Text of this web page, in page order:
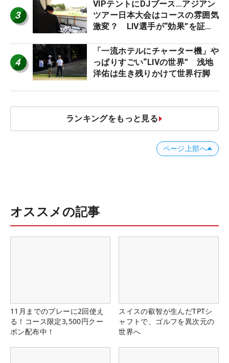
3
VIPテントにDJブース…アジアン
ツアー日本大会はコースの雰囲気
激変？ LIV選手が“効果”を証言
4
「一流ホテルにチャーター機」や
っぱりすごい“LIVの世界” 浅地
洋佑は生き残りかけて世界行脚
ランキングをもっと見る
ページ上部へ
オススメの記事
11月までのプレーに2回使え
る！コース限定3,500円クー
ポン配布中！
スイスの叡智が生んだTPTシ
ャフトで、ゴルフを異次元の
世界へ